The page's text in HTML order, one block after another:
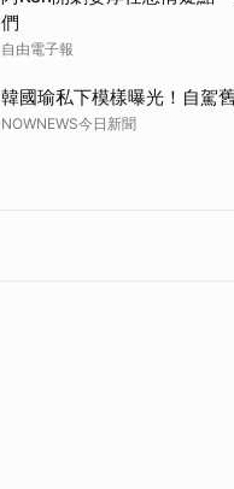
們
自由電子報
韓國瑜私下模樣曝光！自駕
NOWNEWS今日新聞